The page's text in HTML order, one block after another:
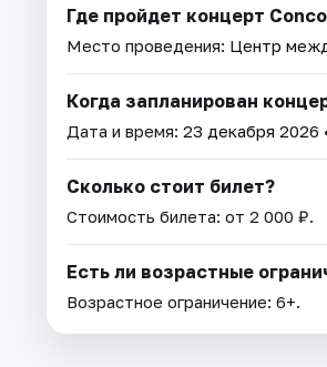
Где пройдет концерт
Место проведения: Центр
Когда запланирован
Дата и время: 23 декабря 2026
Сколько стоит билет?
Стоимость билета: от 2 000 ₽.
Есть ли возрастные
Возрастное ограничение: 6+.